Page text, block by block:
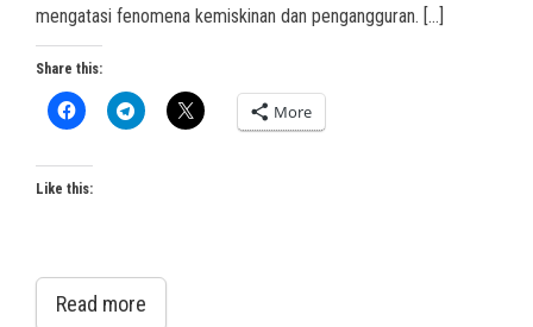
mengatasi fenomena kemiskinan dan pengangguran. […]
Share this:
More
Like this:
Read more